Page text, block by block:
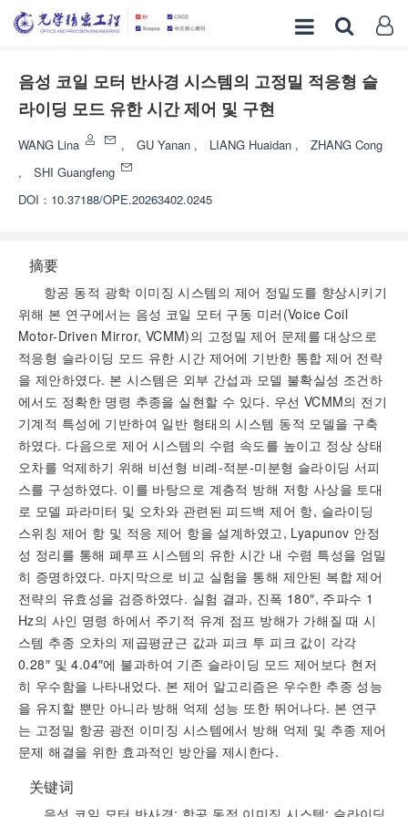
음성 코일 모터 반사경 시스템의 고정밀 적응형 슬
라이딩 모드 유한 시간 제어 및 구현
WANG Lina , GU Yanan , LIANG Huaidan ,
ZHANG Cong
,
SHI Guangfeng
DOI： 10.37188/OPE.20263402.0245
摘要
항공 동적 광학 이미징 시스템의 제어 정밀도를 향상시키기
위해 본 연구에서는 음성 코일 모터 구동 미러(Voice Coil
Motor-Driven Mirror, VCMM)의 고정밀 제어 문제를 대상으로
적응형 슬라이딩 모드 유한 시간 제어에 기반한 통합 제어 전략
을 제안하였다. 본 시스템은 외부 간섭과 모델 불확실성 조건하
에서도 정확한 명령 추종을 실현할 수 있다. 우선 VCMM의 전기
기계적 특성에 기반하여 일반 형태의 시스템 동적 모델을 구축
하였다. 다음으로 제어 시스템의 수렴 속도를 높이고 정상 상태
오차를 억제하기 위해 비선형 비례-적분-미분형 슬라이딩 서피
스를 구성하였다. 이를 바탕으로 계층적 방해 저항 사상을 토대
로 모델 파라미터 및 오차와 관련된 피드백 제어 항, 슬라이딩
스위칭 제어 항 및 적응 제어 항을 설계하였고, Lyapunov 안정
성 정리를 통해 폐루프 시스템의 유한 시간 내 수렴 특성을 엄밀
히 증명하였다. 마지막으로 비교 실험을 통해 제안된 복합 제어
전략의 유효성을 검증하였다. 실험 결과, 진폭 180″, 주파수 1
Hz의 사인 명령 하에서 주기적 유계 점프 방해가 가해질 때 시
스템 추종 오차의 제곱평균근 값과 피크 투 피크 값이 각각
0.28″ 및 4.04″에 불과하여 기존 슬라이딩 모드 제어보다 현저
히 우수함을 나타내었다. 본 제어 알고리즘은 우수한 추종 성능
을 유지할 뿐만 아니라 방해 억제 성능 또한 뛰어나다. 본 연구
는 고정밀 항공 광전 이미징 시스템에서 방해 억제 및 추종 제어
문제 해결을 위한 효과적인 방안을 제시한다.
关键词
음성 코일 모터 반사경; 항공 동적 이미징 시스템; 슬라이딩